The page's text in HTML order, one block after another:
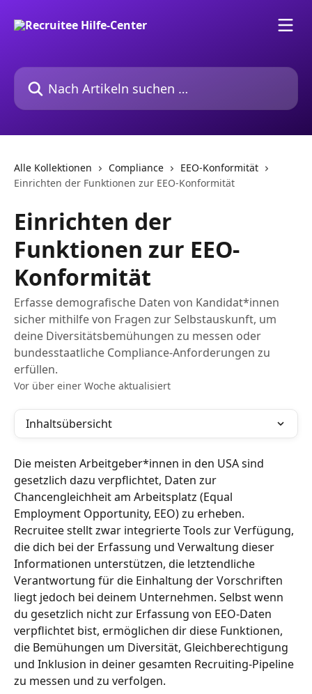
Nach Artikeln suchen …
Alle Kollektionen Compliance
EEO-Konformität
Einrichten der Funktionen zur EEO-Konformität
Einrichten der
Funktionen zur EEO-
Konformität
Erfasse demografische Daten von Kandidat*innen
sicher mithilfe von Fragen zur Selbstauskunft, um
deine Diversitätsbemühungen zu messen oder
bundesstaatliche Compliance-Anforderungen zu
erfüllen.
Vor über einer Woche aktualisiert
Inhaltsübersicht
Die meisten Arbeitgeber*innen in den USA sind
gesetzlich dazu verpflichtet, Daten zur
Chancengleichheit am Arbeitsplatz (Equal
Employment Opportunity, EEO) zu erheben.
Recruitee stellt zwar integrierte Tools zur Verfügung,
die dich bei der Erfassung und Verwaltung dieser
Informationen unterstützen, die letztendliche
Verantwortung für die Einhaltung der Vorschriften
liegt jedoch bei deinem Unternehmen. Selbst wenn
du gesetzlich nicht zur Erfassung von EEO-Daten
verpflichtet bist, ermöglichen dir diese Funktionen,
die Bemühungen um Diversität, Gleichberechtigung
und Inklusion in deiner gesamten Recruiting-Pipeline
zu messen und zu verfolgen.